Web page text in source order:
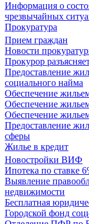
Информация о
чрезвычайных
Прокуратура
Прием граждан
Новости
Прокурор
Предоставление
социального найма
Обеспечение
Обеспечение
Обеспечение
Предоставление
сферы
Жилье в кредит
Новостройки ВИФ
Ипотека по ставке
Выявление
недвижимости
Бесплатная
Городской фонд